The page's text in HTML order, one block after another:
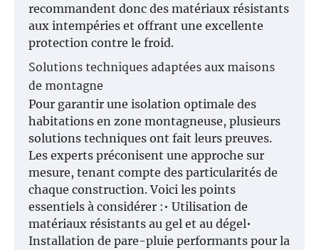
recommandent donc des matériaux résistants
aux intempéries et offrant une excellente
protection contre le froid.
Solutions techniques adaptées aux maisons
de montagne
Pour garantir une isolation optimale des
habitations en zone montagneuse, plusieurs
solutions techniques ont fait leurs preuves.
Les experts préconisent une approche sur
mesure, tenant compte des particularités de
chaque construction. Voici les points
essentiels à considérer :• Utilisation de
matériaux résistants au gel et au dégel•
Installation de pare-pluie performants pour la